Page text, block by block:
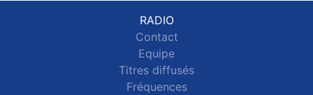
RADIO
Contact
Equipe
Titres diffusés
Fréquences